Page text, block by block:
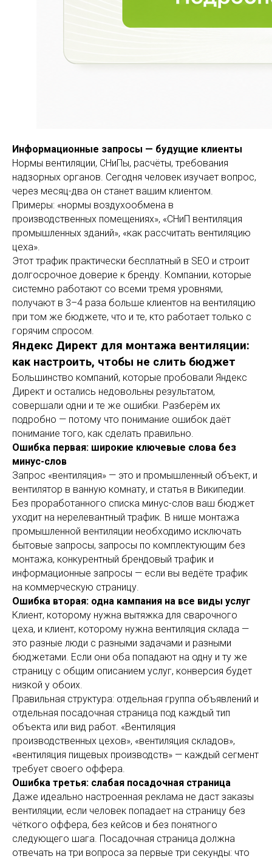
Информационные запросы — будущие клиенты
Нормы вентиляции, СНиПы, расчёты, требования
надзорных органов. Сегодня человек изучает вопрос,
через месяц-два он станет вашим клиентом.
Примеры: «нормы воздухообмена в
производственных помещениях», «СНиП вентиляция
промышленных зданий», «как рассчитать вентиляцию
цеха».
Этот трафик практически бесплатный в SEO и строит
долгосрочное доверие к бренду. Компании, которые
системно работают со всеми тремя уровнями,
получают в 3–4 раза больше клиентов на вентиляцию
при том же бюджете, что и те, кто работает только с
горячим спросом.
Яндекс Директ для монтажа вентиляции:
как настроить, чтобы не слить бюджет
Большинство компаний, которые пробовали Яндекс
Директ и остались недовольны результатом,
совершали одни и те же ошибки. Разберём их
подробно — потому что понимание ошибок даёт
понимание того, как сделать правильно.
Ошибка первая: широкие ключевые слова без
минус-слов
Запрос «вентиляция» — это и промышленный объект, и
вентилятор в ванную комнату, и статья в Википедии.
Без проработанного списка минус-слов ваш бюджет
уходит на нерелевантный трафик. В нише монтажа
промышленной вентиляции необходимо исключать
бытовые запросы, запросы по комплектующим без
монтажа, конкурентный брендовый трафик и
информационные запросы — если вы ведёте трафик
на коммерческую страницу.
Ошибка вторая: одна кампания на все виды услуг
Клиент, которому нужна вытяжка для сварочного
цеха, и клиент, которому нужна вентиляция склада —
это разные люди с разными задачами и разными
бюджетами. Если они оба попадают на одну и ту же
страницу с общим описанием услуг, конверсия будет
низкой у обоих.
Правильная структура: отдельная группа объявлений и
отдельная посадочная страница под каждый тип
объекта или вид работ. «Вентиляция
производственных цехов», «вентиляция складов»,
«вентиляция пищевых производств» — каждый сегмент
требует своего оффера.
Ошибка третья: слабая посадочная страница
Даже идеально настроенная реклама не даст заказы
вентиляции, если человек попадает на страницу без
чёткого оффера, без кейсов и без понятного
следующего шага. Посадочная страница должна
отвечать на три вопроса за первые три секунды: что